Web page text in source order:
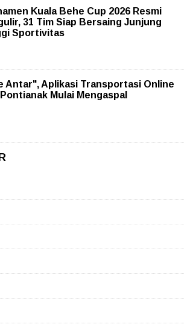
Kuala Behe Cup 2026 Resmi
31 Tim Siap Bersaing Junjung
Sportivitas
Antar", Aplikasi Transportasi Online
Mulai Mengaspal